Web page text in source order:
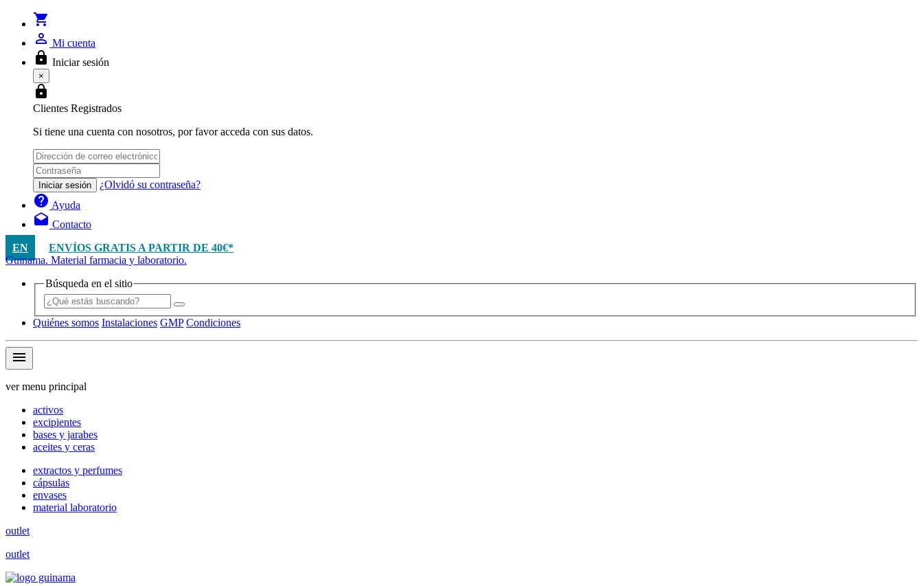
shopping_cart
person_outline Mi cuenta
lock Iniciar sesión
×
lock
Clientes Registrados
Si tiene una cuenta con nosotros, por favor acceda con sus datos.
Iniciar sesión ¿Olvidó su contraseña?
help Ayuda
drafts Contacto
EN
ENVÍOS GRATIS A PARTIR DE 40€*
Guinama. Material farmacia y laboratorio.
Búsqueda en el sitio
Quiénes somos Instalaciones GMP Condiciones
menu
ver menu principal
activos
excipientes
bases y jarabes
aceites y ceras
extractos y perfumes
cápsulas
envases
material laboratorio
outlet
outlet